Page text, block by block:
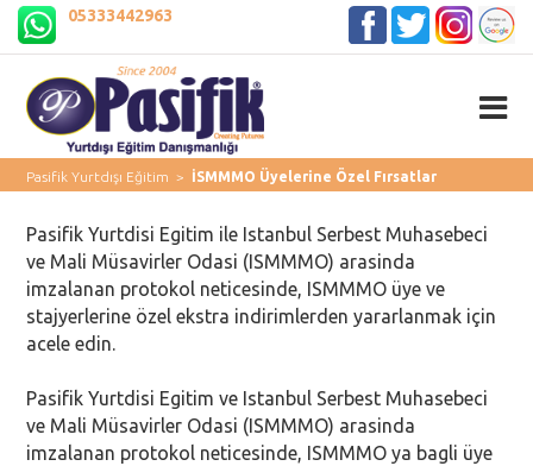
05333442963
Pasifik Yurtdışı Eğitim> İSMMMO Üyelerine Özel Fırsatlar
Pasifik Yurtdisi Egitim ile Istanbul Serbest Muhasebeci
ve Mali Müsavirler Odasi (ISMMMO) arasinda
imzalanan protokol neticesinde, ISMMMO üye ve
stajyerlerine özel ekstra indirimlerden yararlanmak için
acele edin.
Pasifik Yurtdisi Egitim ve Istanbul Serbest Muhasebeci
ve Mali Müsavirler Odasi (ISMMMO) arasinda
imzalanan protokol neticesinde, ISMMMO ya bagli üye